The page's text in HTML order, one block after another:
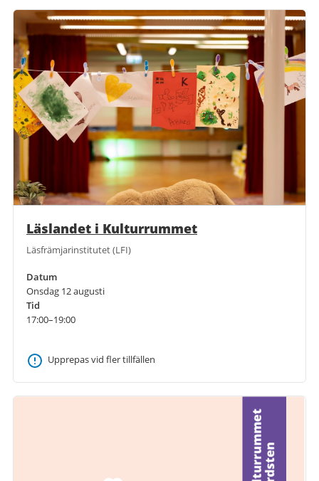
Läslandet i Kulturrummet
Läsfrämjarinstitutet (LFI)
Datum
Onsdag 12 augusti
Tid
17:00–19:00
Upprepas vid fler tillfällen